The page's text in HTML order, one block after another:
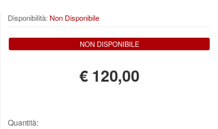
Disponibilità: Non Disponibile
NON DISPONIBILE
€ 120,00
Quantità: